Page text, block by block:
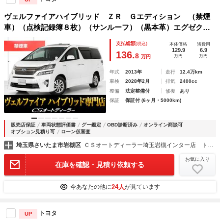
ヴェルファイアハイブリッド ＺＲ Ｇエディション （禁煙
車）（点検記録簿８枚）（サンルーフ）（黒本革）エグゼクテ
ィブシート／シートヒーター／パワーシート／シートメモリー
／両側自動ドア／パワーバックドア／クルーズコントロール／
クリアランスソナー／
支払総額(税込)
136.8 万円
本体価格
129.9
万円
諸費用
6.9
万円
年式 2013年 走行
12.4万km
車検
2028年2月 排気
2400cc
整備
法定整備付 修復
あり
保証
保証付 (6ヶ月・5000km)
販売店保証 車両状態評価書 グー鑑定 OBD診断済み
オンライン商談可
オプション見積り可
ローン仮審査
埼玉県さいたま市岩槻区 ＣＳオートディーラー埼玉岩槻インター店 トヨタ ２０系３０系４０系アルファード／ヴェルファイア／ハイブリッド／カスタム／高品質中古車専門店
在庫を確認・見積り依頼する
お気に入り
今あなたの他に24人が見ています
UP トヨタ